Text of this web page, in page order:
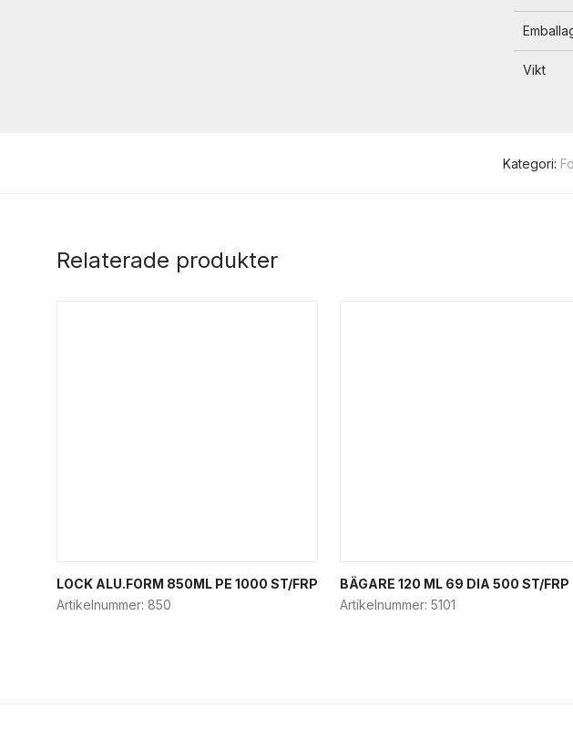
Vikt
Kategori:
Relaterade produkter
LOCK ALU.FORM 850ML PE 1000 ST/FRP
Artikelnummer: 850
BÄGARE 120 ML 69 DIA 500 ST/FRP
Artikelnummer: 5101